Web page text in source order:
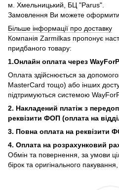
м. Хмельницький, БЦ "Parus".
Замовлення Ви можете оформити
Більше інформації про доставку
Компанія Zarmilkas пропонує
придбаного товару:
1.Онлайн оплата через
Оплата здійснюється за
MasterCard тощо) або інших
підтримуються системою
2. Накладений платіж з
реквізити ФОП (оплата на
3. Повна оплата на реквізити
4. Оплата на розрахунковий
Обмін та повернення, за умови
бірок та оригінального